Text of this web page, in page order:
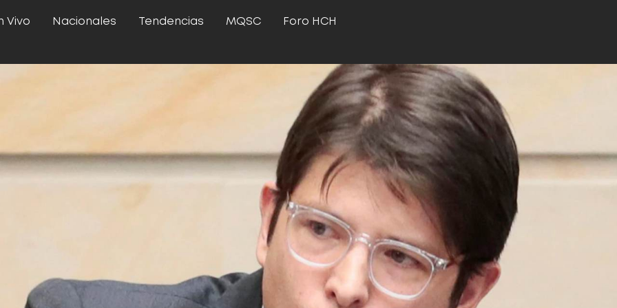
Vivo Nacionales Tendencias MQSC Foro HCH